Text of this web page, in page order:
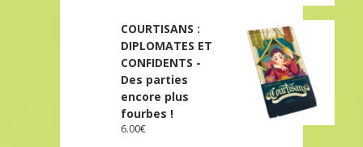
COURTISANS :
DIPLOMATES ET
CONFIDENTS -
Des parties
encore plus
fourbes !
6.00€